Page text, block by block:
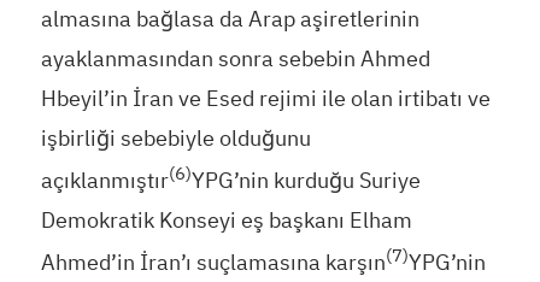
almasına bağlasa da Arap aşiretlerinin
ayaklanmasından sonra sebebin Ahmed
Hbeyil’in İran ve Esed rejimi ile olan irtibatı ve
işbirliği sebebiyle olduğunu
açıklanmıştır(6)YPG’nin kurduğu Suriye
Demokratik Konseyi eş başkanı Elham
Ahmed’in İran’ı suçlamasına karşın(7)YPG’nin